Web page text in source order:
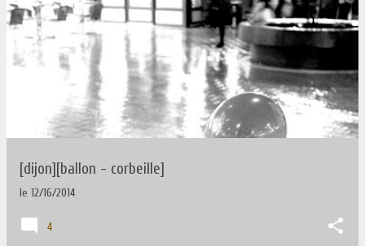
[dijon][ballon - corbeille]
le 12/16/2014
4